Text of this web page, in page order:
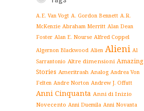
A.E. Van Vogt A. Gordon Bennett A.R.
McKenzie Abraham Merritt Alan Dean
Foster Alan E. Nourse Alfred Coppel
Algernon Blackwood Alien Alieni Al
Sarrantonio Altre dimensioni Amazing
Stories Ameritrash Analog Andrea Von
Felten Andre Norton Andrew J. Offutt
Anni Cinquanta Anni di Inizio
Novecento Anni Duemila Anni Novanta